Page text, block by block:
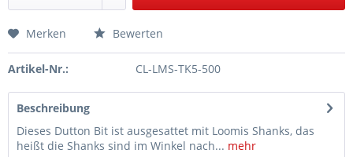
Merken Bewerten
Artikel-Nr.: CL-LMS-TK5-500
Beschreibung
Dieses Dutton Bit ist ausgesattet mit Loomis Shanks, das
heißt die Shanks sind im Winkel nach... mehr